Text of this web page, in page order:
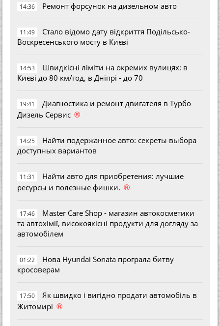
14:36 Ремонт форсунок на дизельном авто
11:49
Стало відомо дату відкриття Подільсько-
Воскресенського мосту в Києві
14:53
Швидкісні ліміти на окремих вулицях: в
Києві до 80 км/год, в Дніпрі - до 70
19:41
Диагностика и ремонт двигателя в Турбо
Дизель Сервис ®
14:25
Найти подержанное авто: секреты выбора
доступных вариантов
11:31
Найти авто для приобретения: лучшие
ресурсы и полезные фишки. ®
17:46
Master Care Shop - магазин автокосметики
та автохімії, високоякісні продукти для догляду за
автомобілем
01:22
Нова Hyundai Sonata програла битву
кросоверам
17:50
Як швидко і вигідно продати автомобіль в
Житомирі ®